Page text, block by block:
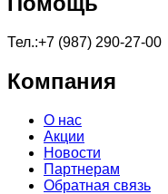
Тел.:+7 (987) 290-27-00
Компания
О нас
Акции
Новости
Партнерам
Обратная связь